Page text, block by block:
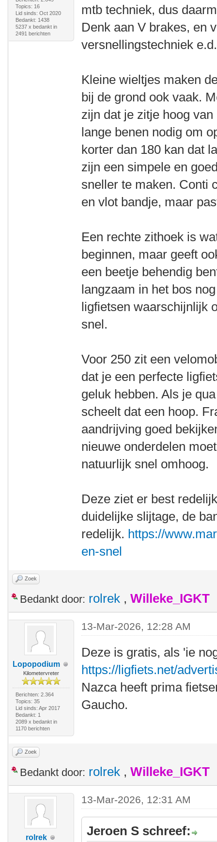
Topics: 16
Lid sinds: Oct 2020
Bedankt: 1438
5237 x bedankt in
2491 berichten
mtb techniek, dus
Denk aan V brakes, en
versnellingstechniek e.d.
Kleine wieltjes maken
bij de grond ook vaak.
zijn dat je zitje hoog
lange benen nodig om
korter dan 180 kan dat
zijn een simpele en
sneller te maken. Conti
en vlot bandje, maar
Een rechte zithoek is
beginnen, maar geeft
een beetje behendig
langzaam in het bos
ligfietsen waarschijnlijk
snel.
Voor 250 zit een
dat je een perfecte
geluk hebben. Als je
scheelt dat een hoop.
aandrijving goed
nieuwe onderdelen
natuurlijk snel omhoog.
Deze ziet er best
duidelijke slijtage, de
redelijk. https://
en-snel
Zoek
Bedankt door: rolrek , Willeke_IGKT
Lopopodium
Kilometervreter
Berichten: 2.364
Topics: 35
Lid sinds: Apr 2017
Bedankt: 1
2089 x bedankt in
1170 berichten
13-Mar-2026, 12:28 AM
Deze is gratis, als 'ie
https://ligfiets.net/
Nazca heeft prima
Gaucho.
Zoek
Bedankt door: rolrek , Willeke_IGKT
rolrek
13-Mar-2026, 12:31 AM
Jeroen S schreef: